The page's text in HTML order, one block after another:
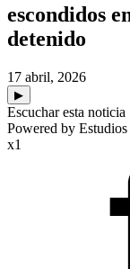
escondidos
detenido
17 abril, 2026
▶
Escuchar esta noticia
Powered by
x1